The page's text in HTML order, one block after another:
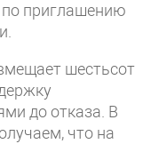
приглашению
шестьсот
до отказа. В
что на